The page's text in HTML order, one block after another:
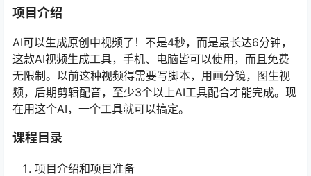
项目介绍
AI可以生成原创中视频了！不是4秒，而是最长达6分钟，
这款AI视频生成工具，手机、电脑皆可以使用，而且免费
无限制。以前这种视频得需要写脚本，用画分镜，图生视
频，后期剪辑配音，至少3个以上AI工具配合才能完成。现
在用这个AI，一个工具就可以搞定。
课程目录
项目介绍和项目准备